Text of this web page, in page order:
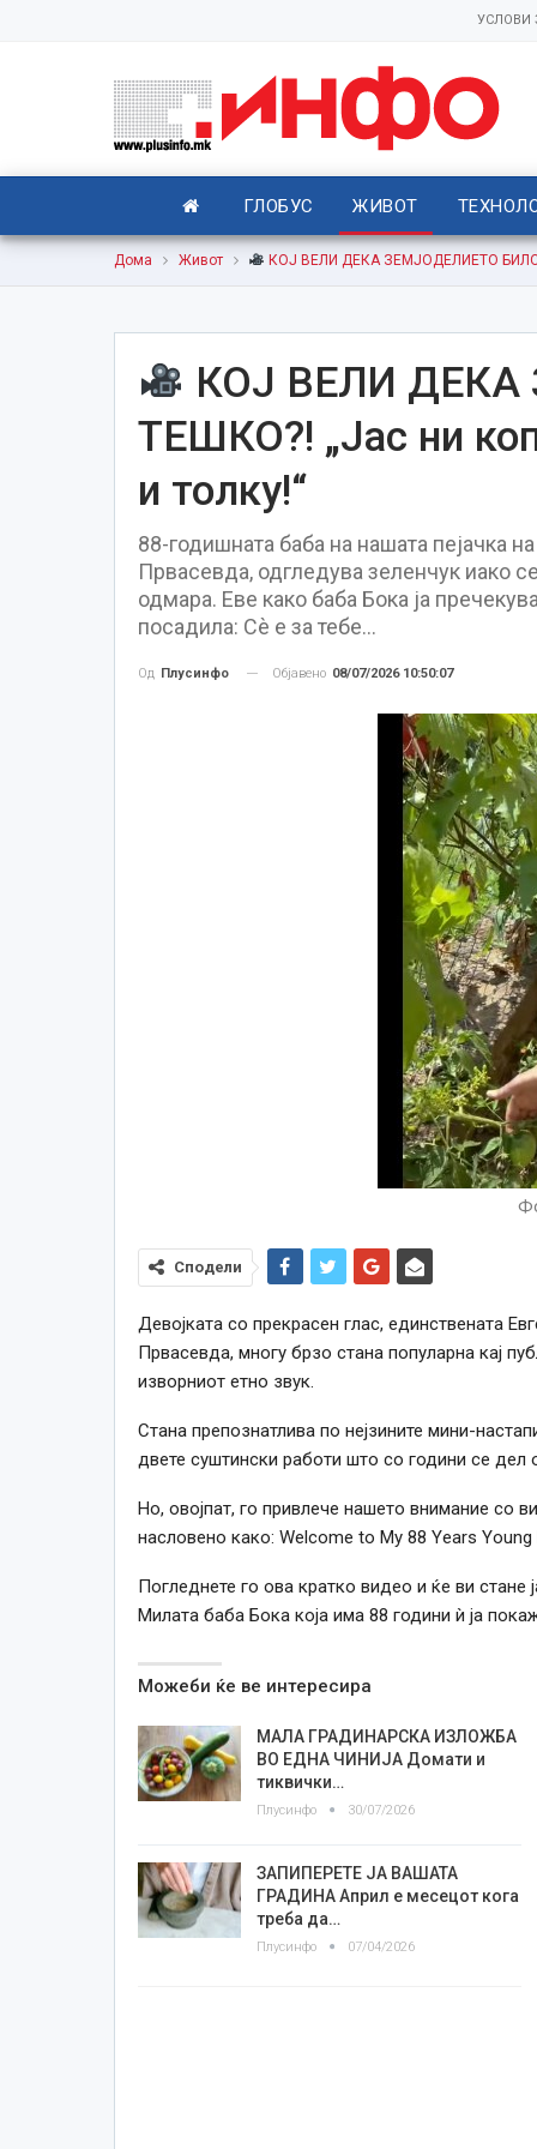
УСЛОВИ
ГЛОБУС ЖИВОТ
Дома Живот КОЈ ВЕЛИ ДЕКА ЗЕМЈОДЕЛИЕТО БИЛО
КОЈ ВЕЛИ
ТЕШКО?! „Јас ни
и толку!“
88-годишната баба на нашата пејачка
Првасевда, одгледува зеленчук иако
одмара. Еве како баба Бока ја
посадила: Сѐ е за тебе...
Од Плусинфо Објавено 08/07/2026 10:50:07
Сподели
Девојката со прекрасен глас, единствената
Првасевда, многу брзо стана популарна кај
изворниот етно звук.
Стана препознатлива по нејзините мини-
двете суштински работи што со години се дел
Но, овојпат, го привлече нашето внимание со
насловено како: Welcome to My 88 Years Young
Погледнете го ова кратко видео и ќе ви стане
Милата баба Бока која има 88 години ѝ ја
Можеби ќе ве интересира
МАЛА ГРАДИНАРСКА ИЗЛОЖБА
ВО ЕДНА ЧИНИЈА Домати и
тиквички…
Плусинфо 30/07/2026
ЗАПИПЕРЕТЕ ЈА ВАШАТА
ГРАДИНА Април е месецот кога
треба да…
Плусинфо 07/04/2026